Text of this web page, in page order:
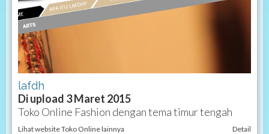
lafdh
Di upload 3 Maret 2015
Toko Online Fashion dengan tema timur tengah
Lihat website Toko Online lainnya Detail